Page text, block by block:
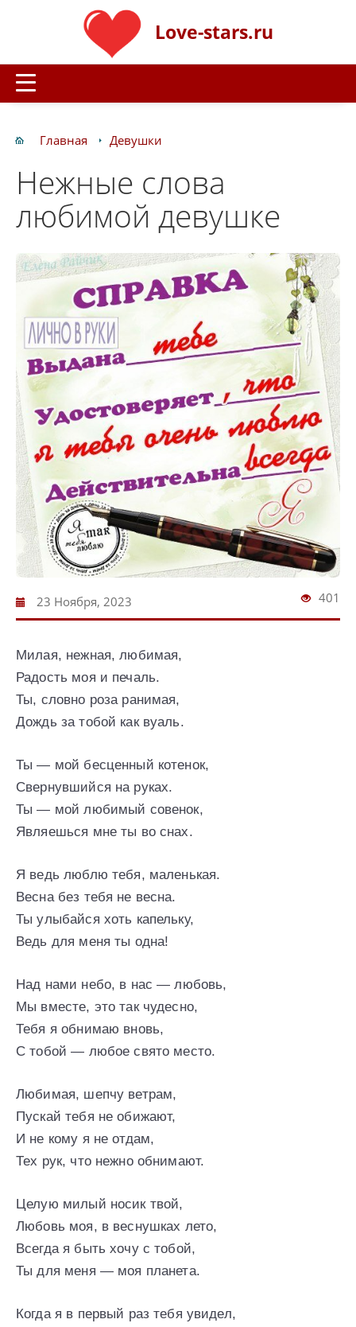
Love-stars.ru
Главная Девушки
Нежные слова
любимой девушке
23 Ноября, 2023 401
Милая, нежная, любимая,
Радость моя и печаль.
Ты, словно роза ранимая,
Дождь за тобой как вуаль.
Ты — мой бесценный котенок,
Свернувшийся на руках.
Ты — мой любимый совенок,
Являешься мне ты во снах.
Я ведь люблю тебя, маленькая.
Весна без тебя не весна.
Ты улыбайся хоть капельку,
Ведь для меня ты одна!
Над нами небо, в нас — любовь,
Мы вместе, это так чудесно,
Тебя я обнимаю вновь,
С тобой — любое свято место.
Любимая, шепчу ветрам,
Пускай тебя не обижают,
И не кому я не отдам,
Тех рук, что нежно обнимают.
Целую милый носик твой,
Любовь моя, в веснушках лето,
Всегда я быть хочу с тобой,
Ты для меня — моя планета.
Когда я в первый раз тебя увидел,